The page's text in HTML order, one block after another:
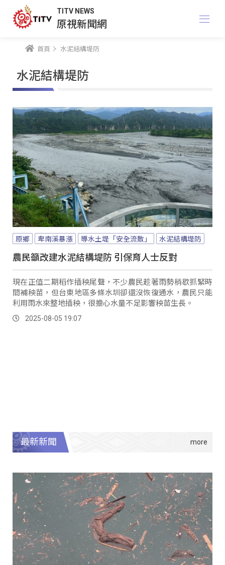
TITV NEWS
原視新聞網
首頁 水泥結構堤防
水泥結構堤防
原鄉 卑南溪暴漲 導水土堤「安全流散」 水泥結構堤防
農民籲改建水泥結構堤防 引保育人士反對
現在正值二期稻作插秧尾聲，不少農民趁著雨勢稍歇抓緊時
間補秧苗，但台東地區多條水圳卻還沒恢復通水，農民只能
利用雨水來整地插秧，很擔心水量不足影響秧苗生長。
2025-08-05 19:07
最新新聞